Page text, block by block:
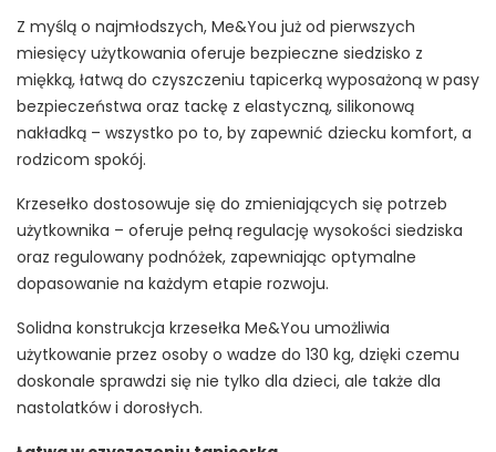
Z myślą o najmłodszych, Me&You już od pierwszych
miesięcy użytkowania oferuje bezpieczne siedzisko z
miękką, łatwą do czyszczeniu tapicerką wyposażoną w pasy
bezpieczeństwa oraz tackę z elastyczną, silikonową
nakładką – wszystko po to, by zapewnić dziecku komfort, a
rodzicom spokój.
Krzesełko dostosowuje się do zmieniających się potrzeb
użytkownika – oferuje pełną regulację wysokości siedziska
oraz regulowany podnóżek, zapewniając optymalne
dopasowanie na każdym etapie rozwoju.
Solidna konstrukcja krzesełka Me&You umożliwia
użytkowanie przez osoby o wadze do 130 kg, dzięki czemu
doskonale sprawdzi się nie tylko dla dzieci, ale także dla
nastolatków i dorosłych.